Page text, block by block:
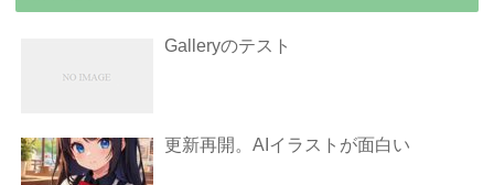
Galleryのテスト
更新再開。AIイラストが面白い